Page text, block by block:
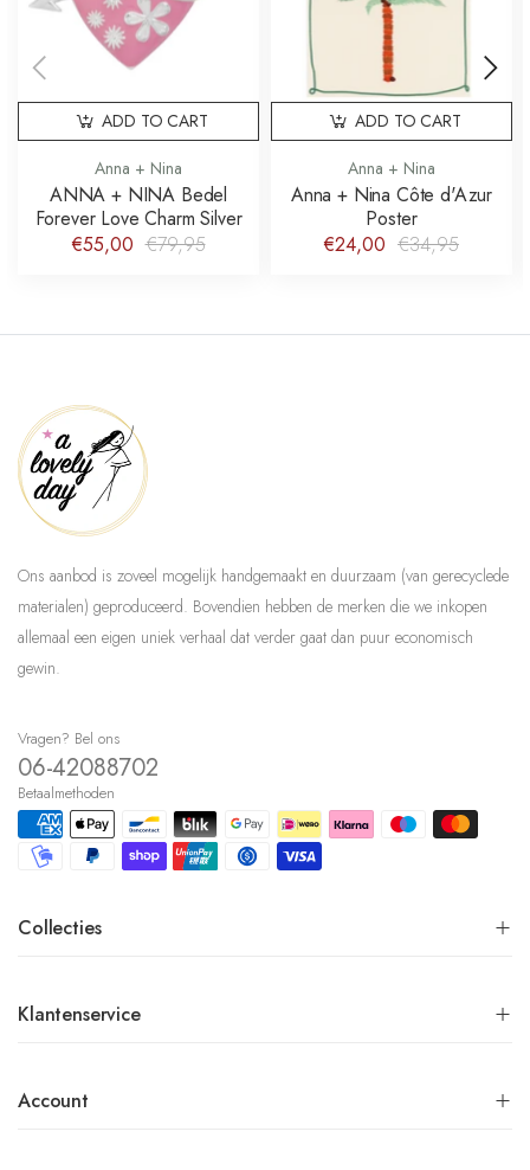
Anna + Nina
ANNA + NINA Bedel
Forever Love Charm Silver
€55,00 €79,95
ADD TO CART
Anna + Nina
Anna + Nina Côte d'Azur
Poster
€24,00 €34,95
ADD TO CART
Ons aanbod is zoveel mogelijk handgemaakt en duurzaam (van gerecyclede
materialen) geproduceerd. Bovendien hebben de merken die we inkopen
allemaal een eigen uniek verhaal dat verder gaat dan puur economisch
gewin.
Vragen? Bel ons
06-42088702
Betaalmethoden
Collecties
Klantenservice
Account